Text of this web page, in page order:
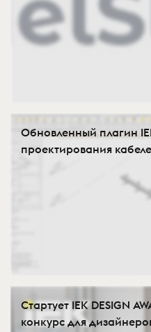
Обновленный плагин
проектирования
Стартует IEK DESIGN
конкурс для